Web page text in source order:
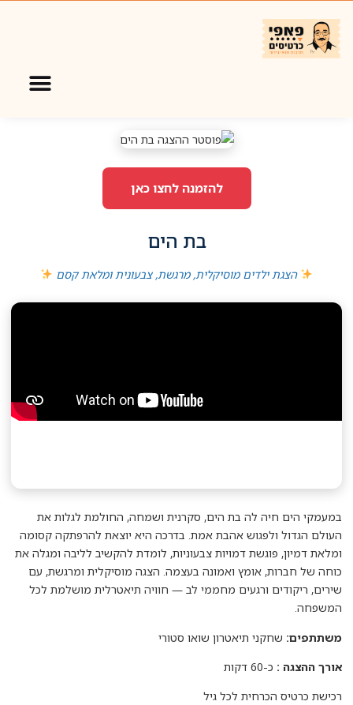
להזמנה לחצו כאן
בת הים
הצגת ילדים מוסיקלית, מרגשת, צבעונית ומלאת קסם
במעמקי הים חיה לה בת הים, סקרנית ושמחה, החולמת לגלות את
העולם הגדול ולפגוש אהבת אמת. בדרכה היא יוצאת להרפתקה קסומה
ומלאת דמיון, פוגשת דמויות צבעוניות, לומדת להקשיב לליבה ומגלה את
כוחה של חברות, אומץ ואמונה בעצמה. הצגה מוסיקלית ומרגשת, עם
שירים, ריקודים ורגעים מחממי לב — חוויה תיאטרלית מושלמת לכל
המשפחה.
משתתפים: שחקני תיאטרון שואו סטורי
אורך ההצגה : כ-60 דקות
רכישת כרטיס הכרחית לכל גיל